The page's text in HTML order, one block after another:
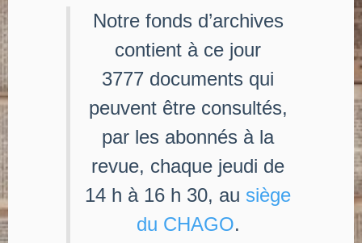
Notre fonds d’archives
contient à ce jour
3777 documents qui
peuvent être consultés,
par les abonnés à la
revue, chaque jeudi de
14 h à 16 h 30, au siège
du CHAGO.